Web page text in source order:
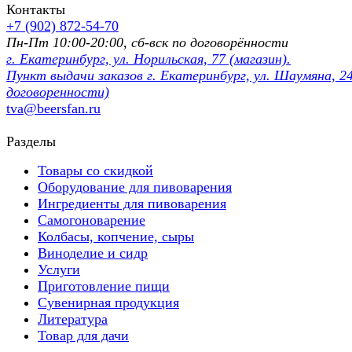
Контакты
+7 (902) 872-54-70
Пн-Пт 10:00-20:00, сб-вск по договорённости
г. Екатеринбург, ул. Норильская, 77 (магазин).
Пункт выдачи заказов г. Екатеринбург, ул. Шаумяна,
договоренности)
tva@beersfan.ru
Разделы
Товары со скидкой
Оборудование для пивоварения
Ингредиенты для пивоварения
Самогоноварение
Колбасы, копчение, сыры
Виноделие и сидр
Услуги
Приготовление пищи
Сувенирная продукция
Литература
Товар для дачи